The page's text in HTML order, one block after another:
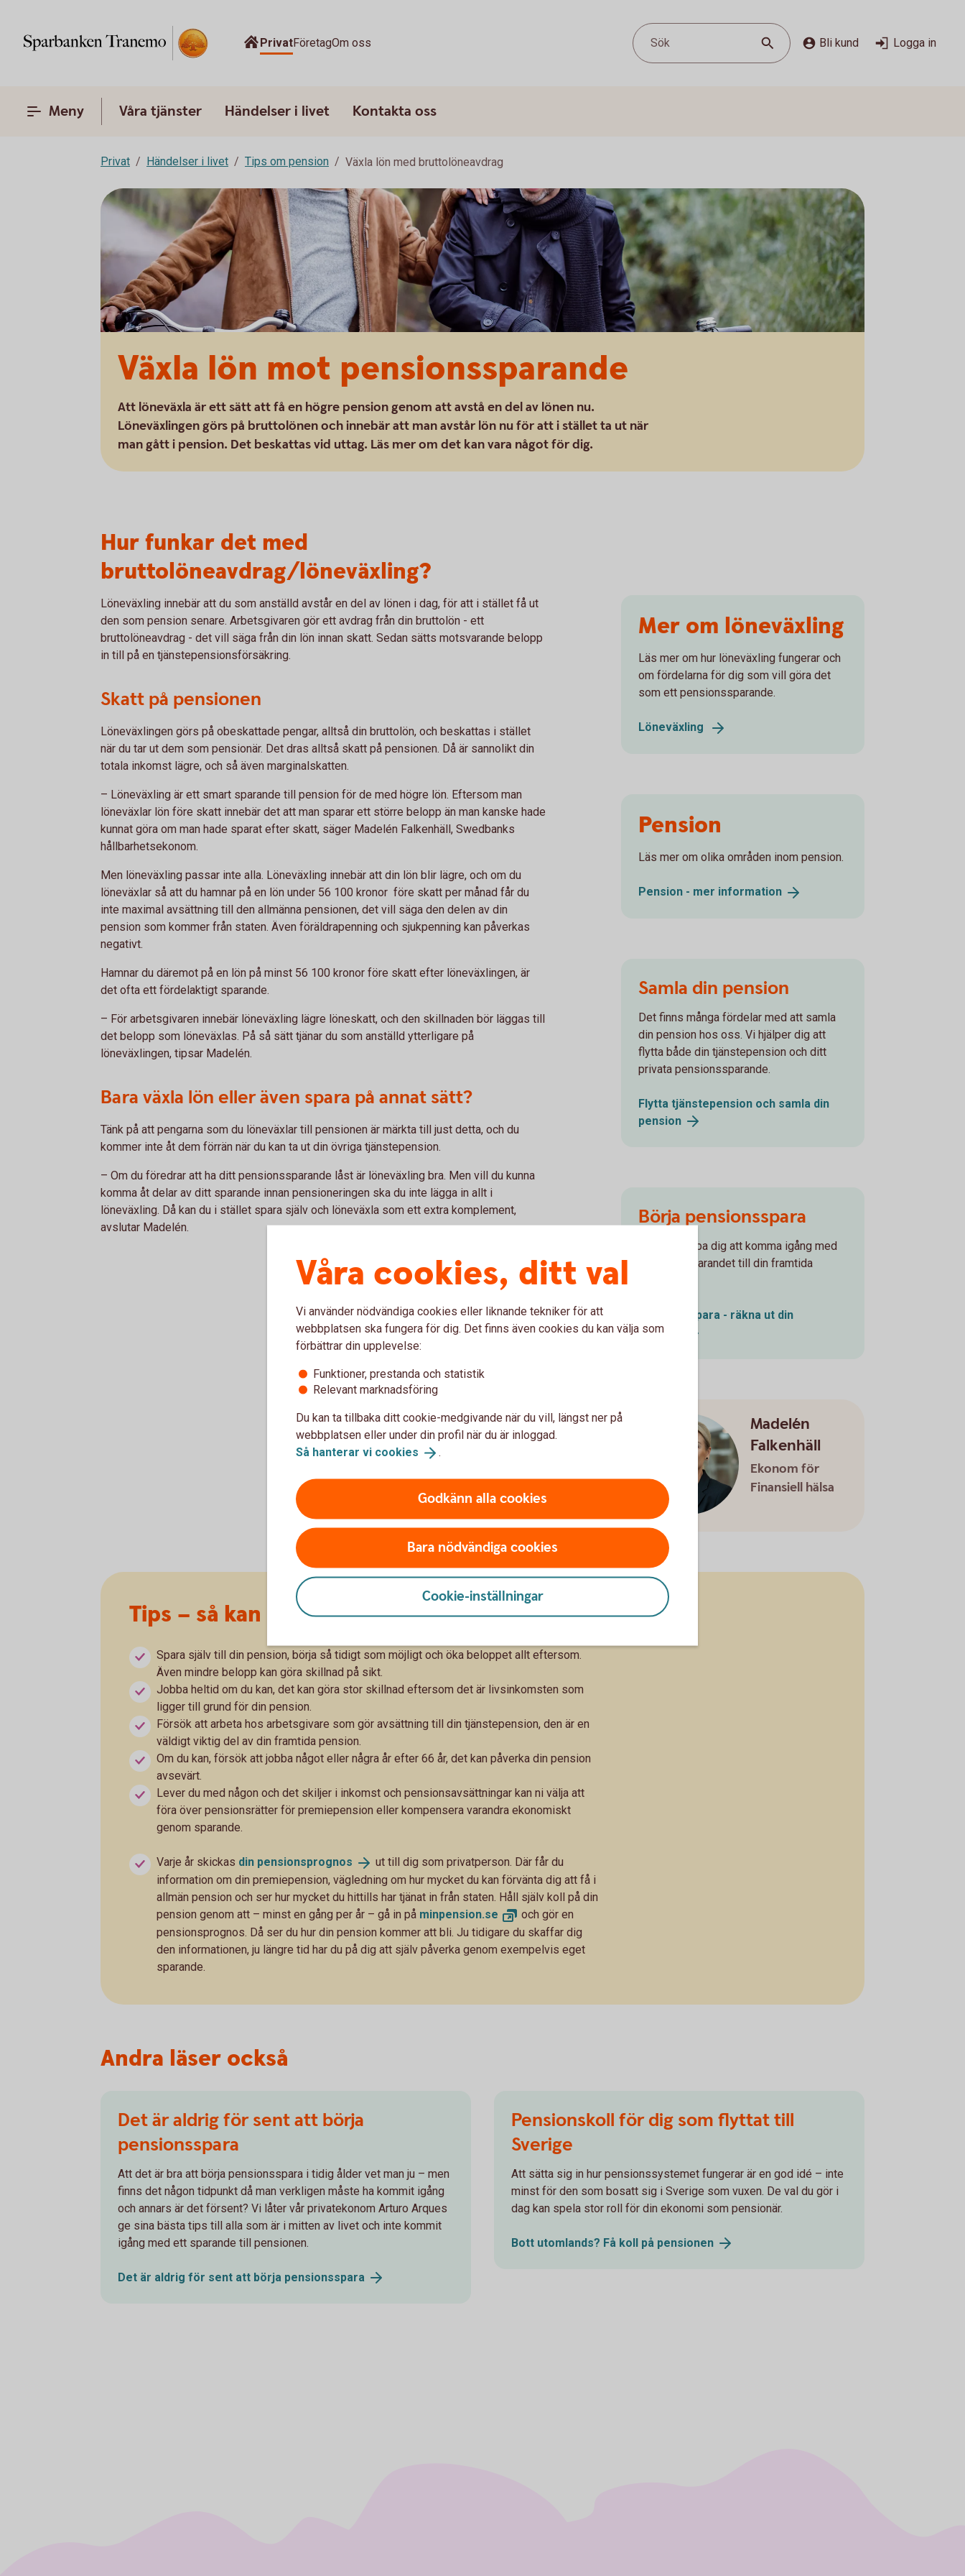
PrivatFöretagOm oss Sök Bli kund Logga in
Meny Våra tjänster Händelser i livet Kontakta oss
Privat Händelser i livet Tips om pension Växla lön med bruttolöneavdrag
Växla lön mot pensionssparande
Att löneväxla är ett sätt att få en högre pension genom att avstå en del av lönen nu.
Löneväxlingen görs på bruttolönen och innebär att man avstår lön nu för att i stället ta ut när
man gått i pension. Det beskattas vid uttag. Läs mer om det kan vara något för dig.
Hur funkar det med
bruttolöneavdrag/löneväxling?
Löneväxling innebär att du som anställd avstår en del av lönen i dag, för att i stället få ut
den som pension senare. Arbetsgivaren gör ett avdrag från din bruttolön - ett
bruttolöneavdrag - det vill säga från din lön innan skatt. Sedan sätts motsvarande belopp
in till på en tjänstepensionsförsäkring.
Skatt på pensionen
Löneväxlingen görs på obeskattade pengar, alltså din bruttolön, och beskattas i stället
när du tar ut dem som pensionär. Det dras alltså skatt på pensionen. Då är sannolikt din
totala inkomst lägre, och så även marginalskatten.
– Löneväxling är ett smart sparande till pension för de med högre lön. Eftersom man
löneväxlar lön före skatt innebär det att man sparar ett större belopp än man kanske hade
kunnat göra om man hade sparat efter skatt, säger Madelén Falkenhäll, Swedbanks
hållbarhetsekonom.
Men löneväxling passar inte alla. Löneväxling innebär att din lön blir lägre, och om du
löneväxlar så att du hamnar på en lön under 56 100 kronor före skatt per månad får du
inte maximal avsättning till den allmänna pensionen, det vill säga den delen av din
pension som kommer från staten. Även föräldrapenning och sjukpenning kan påverkas
negativt.
Hamnar du däremot på en lön på minst 56 100 kronor före skatt efter löneväxlingen, är
det ofta ett fördelaktigt sparande.
– För arbetsgivaren innebär löneväxling lägre löneskatt, och den skillnaden bör läggas till
det belopp som löneväxlas. På så sätt tjänar du som anställd ytterligare på
löneväxlingen, tipsar Madelén.
Bara växla lön eller även spara på annat sätt?
Tänk på att pengarna som du löneväxlar till pensionen är märkta till just detta, och du
kommer inte åt dem förrän när du kan ta ut din övriga tjänstepension.
– Om du föredrar att ha ditt pensionssparande låst är löneväxling bra. Men vill du kunna
komma åt delar av ditt sparande innan pensioneringen ska du inte lägga in allt i
löneväxling. Då kan du i stället spara själv och löneväxla som ett extra komplement,
avslutar Madelén.
Mer om löneväxling
Läs mer om hur löneväxling fungerar och
om fördelarna för dig som vill göra det
som ett pensionssparande.
Löneväxling
Pension
Läs mer om olika områden inom pension.
Pension - mer information
Samla din pension
Det finns många fördelar med att samla
din pension hos oss. Vi hjälper dig att
flytta både din tjänstepension och ditt
privata pensionssparande.
Flytta tjänstepension och samla din
pension
Börja pensionsspara
Låt oss hjälpa dig att komma igång med
pensionssparandet till din framtida
Pensionsspara - räkna ut din
pension
Madelén
Falkenhäll
Ekonom för
Finansiell hälsa
Tips – så kan du påverka din pension
Spara själv till din pension, börja så tidigt som möjligt och öka beloppet allt eftersom.
Även mindre belopp kan göra skillnad på sikt.
Jobba heltid om du kan, det kan göra stor skillnad eftersom det är livsinkomsten som
ligger till grund för din pension.
Försök att arbeta hos arbetsgivare som gör avsättning till din tjänstepension, den är en
väldigt viktig del av din framtida pension.
Om du kan, försök att jobba något eller några år efter 66 år, det kan påverka din pension
avsevärt.
Lever du med någon och det skiljer i inkomst och pensionsavsättningar kan ni välja att
föra över pensionsrätter för premiepension eller kompensera varandra ekonomiskt
genom sparande.
Varje år skickas din pensionsprognos
ut till dig som privatperson. Där får du
information om din premiepension, vägledning om hur mycket du kan förvänta dig att få i
allmän pension och ser hur mycket du hittills har tjänat in från staten. Håll själv koll på din
pension genom att – minst en gång per år – gå in på minpension.se
och gör en
pensionsprognos. Då ser du hur din pension kommer att bli. Ju tidigare du skaffar dig
den informationen, ju längre tid har du på dig att själv påverka genom exempelvis eget
sparande.
Andra läser också
Det är aldrig för sent att börja
pensionsspara
Att det är bra att börja pensionsspara i tidig ålder vet man ju – men
finns det någon tidpunkt då man verkligen måste ha kommit igång
och annars är det försent? Vi låter vår privatekonom Arturo Arques
ge sina bästa tips till alla som är i mitten av livet och inte kommit
igång med ett sparande till pensionen.
Det är aldrig för sent att börja pensionsspara
Pensionskoll för dig som flyttat till
Sverige
Att sätta sig in hur pensionssystemet fungerar är en god idé – inte
minst för den som bosatt sig i Sverige som vuxen. De val du gör i
dag kan spela stor roll för din ekonomi som pensionär.
Bott utomlands? Få koll på pensionen
Våra cookies, ditt val
Vi använder nödvändiga cookies eller liknande tekniker för att
webbplatsen ska fungera för dig. Det finns även cookies du kan välja som
förbättrar din upplevelse:
Funktioner, prestanda och statistik
Relevant marknadsföring
Du kan ta tillbaka ditt cookie-medgivande när du vill, längst ner på
webbplatsen eller under din profil när du är inloggad.
Så hanterar vi cookies .
Godkänn alla cookies
Bara nödvändiga cookies
Cookie-inställningar